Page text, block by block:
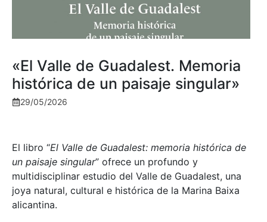
«El Valle de Guadalest. Memoria
histórica de un paisaje singular»
29/05/2026
El libro “El Valle de Guadalest: memoria histórica de
un paisaje singular” ofrece un profundo y
multidisciplinar estudio del Valle de Guadalest, una
joya natural, cultural e histórica de la Marina Baixa
alicantina.